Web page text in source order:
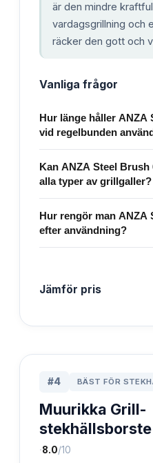
är den mindre
vardagsgrillning och
räcker den gott och
Vanliga frågor
Hur länge håller ANZA
vid regelbunden
Kan ANZA Steel Brush
alla typer av grillgaller?
Hur rengör man ANZA
efter användning?
Jämför pris
#4 BÄST FÖR
Muurikka Grill-
stekhällsborste
·8.0/10